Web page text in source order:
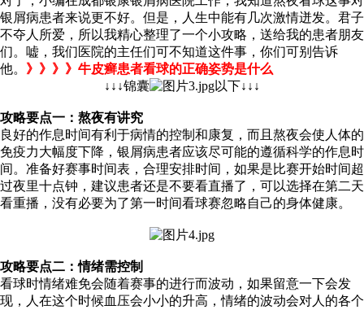
银屑病患者来说更不好。但是，人生中能有几次激情迸发。君子
不夺人所爱，所以我精心整理了一个小攻略，送给我的患者朋友
们。嘘，我们医院的主任们可不知道这件事，你们可别告诉
他。 》》》》牛皮癣患者看球的正确姿势是什么
↓↓↓锦囊
以下↓↓↓
攻略要点一：熬夜有讲究
良好的作息时间有利于病情的控制和康复，而且熬夜会使人体的
免疫力大幅度下降，银屑病患者应该尽可能的遵循科学的作息时
间。准备好赛事时间表，合理安排时间，如果是比赛开始时间超
过夜里十点钟，建议患者还是不要看直播了，可以选择在第二天
看重播，没有必要为了第一时间看球赛忽略自己的身体健康。
攻略要点二：情绪需控制
看球时情绪难免会随着赛事的进行而波动，如果留意一下会发
现，人在这个时候血压会小小的升高，情绪的波动会对人的各个